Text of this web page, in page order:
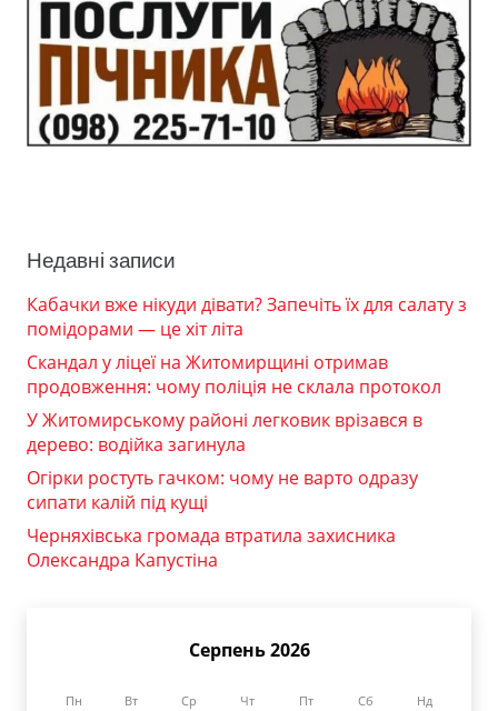
Недавні записи
Кабачки вже нікуди дівати? Запечіть їх для салату з
помідорами — це хіт літа
Скандал у ліцеї на Житомирщині отримав
продовження: чому поліція не склала протокол
У Житомирському районі легковик врізався в
дерево: водійка загинула
Огірки ростуть гачком: чому не варто одразу
сипати калій під кущі
Черняхівська громада втратила захисника
Олександра Капустіна
Серпень 2026
Пн Вт Ср Чт Пт Сб Нд